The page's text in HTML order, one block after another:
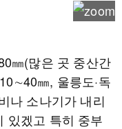
㎜(많은 곳 중산간
㎜, 울릉도·독
나 소나기가 내리
있겠고 특히 중부